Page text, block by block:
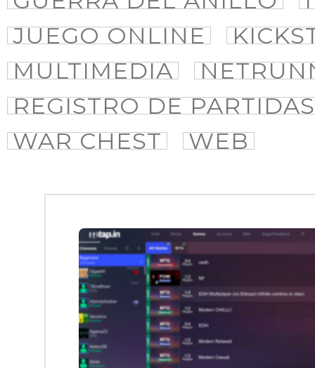
JUEGO ONLINE
MULTIMEDIA
REGISTRO DE PARTIDAS
WAR CHEST
WEB